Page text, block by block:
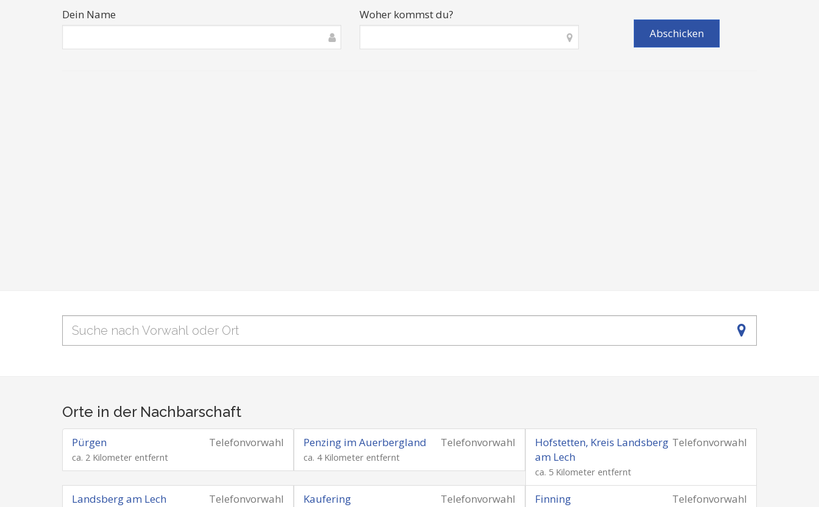
Dein Name Woher kommst du?
Orte in der Nachbarschaft
Telefonvorwahl
Pürgen
ca. 2 Kilometer entfernt
Telefonvorwahl
Penzing im Auerbergland
ca. 4 Kilometer entfernt
Telefonvorwahl
Hofstetten, Kreis Landsberg
am Lech
ca. 5 Kilometer entfernt
Telefonvorwahl
Landsberg am Lech Telefonvorwahl
Kaufering Telefonvorwahl
Finning